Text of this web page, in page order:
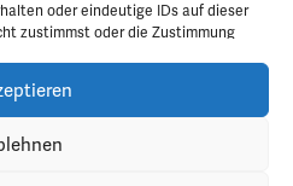
oder eindeutige IDs auf dieser
zustimmst oder die Zustimmung